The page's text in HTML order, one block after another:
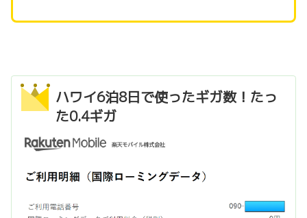
ハワイ6泊8日で使ったギガ数！たっ
た0.4ギガ